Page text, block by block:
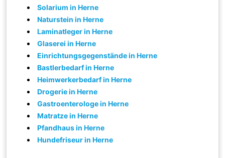
Solarium in Herne
Naturstein in Herne
Laminatleger in Herne
Glaserei in Herne
Einrichtungsgegenstände in Herne
Bastlerbedarf in Herne
Heimwerkerbedarf in Herne
Drogerie in Herne
Gastroenterologe in Herne
Matratze in Herne
Pfandhaus in Herne
Hundefriseur in Herne